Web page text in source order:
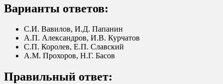
Варианты ответов:
С.И. Вавилов, И.Д. Папанин
А.П. Александров, И.В. Курчатов
С.П. Королев, Е.П. Славский
А.М. Прохоров, Н.Г. Басов
Правильный ответ: